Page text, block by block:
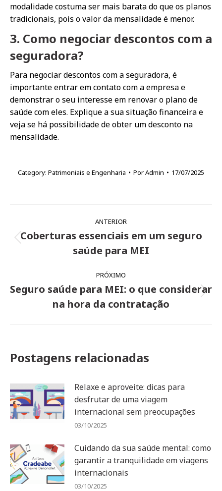
modalidade costuma ser mais barata do que os planos
tradicionais, pois o valor da mensalidade é menor.
3. Como negociar descontos com a
seguradora?
Para negociar descontos com a seguradora, é
importante entrar em contato com a empresa e
demonstrar o seu interesse em renovar o plano de
saúde com eles. Explique a sua situação financeira e
veja se há possibilidade de obter um desconto na
mensalidade.
Category: Patrimoniais e Engenharia PorAdmin 17/07/2025
de
ANTERIOR
Post
anterior:
Coberturas essenciais em um seguro
saúde para MEI
PRÓXIMO
Próximo
post:
Seguro saúde para MEI: o que considerar
na hora da contratação
Postagens relacionadas
Relaxe e aproveite: dicas para
desfrutar de uma viagem
internacional sem preocupações
03/10/2025
Cuidando da sua saúde mental: como
garantir a tranquilidade em viagens
internacionais
03/10/2025